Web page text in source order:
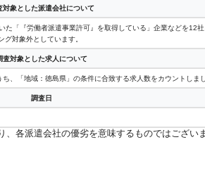
対象とした派遣会社について
「『労働者派遣事業許可』を取得している」企業などを12社
対象外としています。
査対象とした求人について
、「地域：徳島県」の条件に合致する求人数をカウントしまし
調査日
各派遣会社の優劣を意味するものではござい